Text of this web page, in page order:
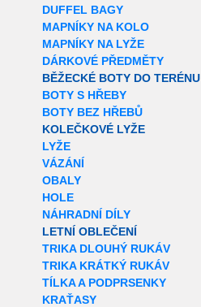
DUFFEL BAGY
MAPNÍKY NA KOLO
MAPNÍKY NA LYŽE
DÁRKOVÉ PŘEDMĚTY
BĚŽECKÉ BOTY DO TERÉNU
BOTY S HŘEBY
BOTY BEZ HŘEBŮ
KOLEČKOVÉ LYŽE
LYŽE
VÁZÁNÍ
OBALY
HOLE
NÁHRADNÍ DÍLY
LETNÍ OBLEČENÍ
TRIKA DLOUHÝ RUKÁV
TRIKA KRÁTKÝ RUKÁV
TÍLKA A PODPRSENKY
KRAŤASY